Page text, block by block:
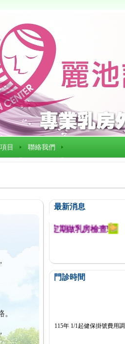
目 聯絡我們
最新消息
者,提醒您定期做乳房檢查!
門診時間
115年 1/1起健保掛號費用